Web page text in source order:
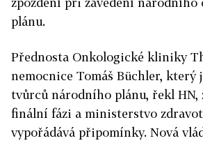
plánu.
Přednosta Onkologické kliniky
nemocnice Tomáš Büchler, který
tvůrců národního plánu, řekl HN,
finální fázi a ministerstvo
vypořádává připomínky. Nová